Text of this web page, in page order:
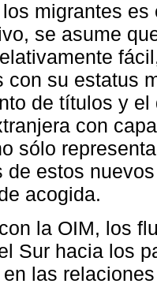
migrantes
se asume
con su estatus
de títulos y
con
sólo
de estos
acogida.
la OIM, los
Sur hacia los
las